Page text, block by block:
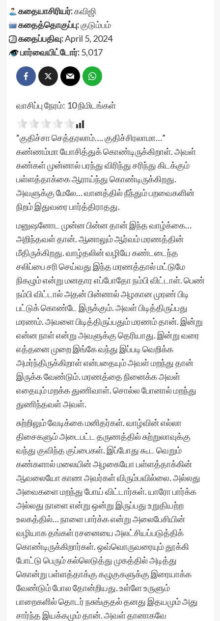
கதையாசிரியர்:கவிஜி
கதைத்தொகுப்பு:குடும்பம்
கதைப்பதிவு:April 5, 2024
பார்வையிட்டோர்:5,017
வாசிப்பு நேரம்: 10நிமிடங்கள்
“குதிச்சா செத்தரலாம்…. குதிச்சிரலாமா…”
கண்ணம்மா யோசித்துக் கொண்டிருக்கிறாள். அவள்
கண்கள் முன்னால் பரந்து விரிந்து சரிந்து கிடக்கும்
பள்ளத்தாக்கை ஆராய்ந்து கொண்டிருக்கிறது.
அவளுக்கு மேலே… வானத்தில் நீந்தும் பறவைகளின்
நிறம் இதுவரை பார்த்திராதது.
மனுஷனோட முன்ன பின்ன தான் இந்த வாழ்க்கை…
அறிந்தவள் தான். ஆனாலும் ஆர்வம் மரணத்தின்
மீதிருக்கிறது. வாழ்தலின் வழியே கண்டடைந்த
சலிப்பை சரி செய்வது இந்த மரணத்தால் மட்டுமே
நிகழும் என்று மனதார எப்போதோ நம்பி விட்டாள். பெண்
நம்பி விட்டால் அதன் பின்னால் அழகான முரண் பிடி
பட்டுக் கொண்டே இருக்கும். அவள் பிடித்திருப்பது
மரணம். அவளை பிடித்திருப்பதும் மரணம் தான். இன்று
என்ன நாள் என்று அவளுக்கு தெரியாது. இன்று வரை
எத்தனை முறை இங்கே வந்து இப்படி வெறிக்க
அமர்ந்திருக்கிறாள் என்பதையும் அவள் மறந்து தான்
இருக்க வேண்டும். மரணத்தை நினைக்க அவள்
எதையும் மறக்க துணிவாள். சொல்ல போனால் மறந்து
துணிந்தவள் அவள்.
சுற்றிலும் வேடிக்கை மனிதர்கள். வாழ்வின் எல்லா
திசைகளும் அடைபட்ட தருணத்தில் சுற்றுலாவுக்கு
வந்து குவிந்த குப்பைகள். இப்போது கூட வெறும்
கண்களால் மலையின் அழகையோ பள்ளத்தாக்கின்
ஆவலையோ காண அவர்கள் விரும்பவில்லை. அல்லது
அவைகளை மறந்து போய் விட்டார்கள். யாரோ பார்க்க
அல்லது நாளை என்று ஒன்று இருப்பது உறுதியற்ற
உலகத்தில்… நாளை பார்க்க என்று அலைபேசியின்
வழியாக தங்கள் ரசனையை அலட்சியப்படுத்திக்
கொண்டிருக்கிறார்கள். ஒவ்வொருவரையும் தூக்கி
போட்டு பெரும் கல்லெடுத்து முகத்தில் அடித்து
கொன்று பள்ளத்தாக்கு கழுகுகளுக்கு இரையாக்க
வேண்டும் போல தோன்றியது. உள்ளே உருளும்
பாறைகளில் தொடர் நசுங்குதல் தனது இதயமும் அது
சார்ந்த இயக்கமும் தான். அவள் தானாகவே